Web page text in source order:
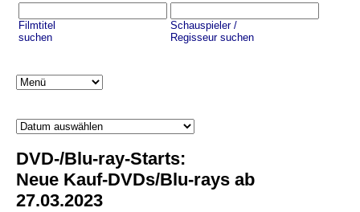
Filmtitel
suchen
Schauspieler /
Regisseur suchen
DVD-/Blu-ray-Starts:
Neue Kauf-DVDs/Blu-rays ab
27.03.2023